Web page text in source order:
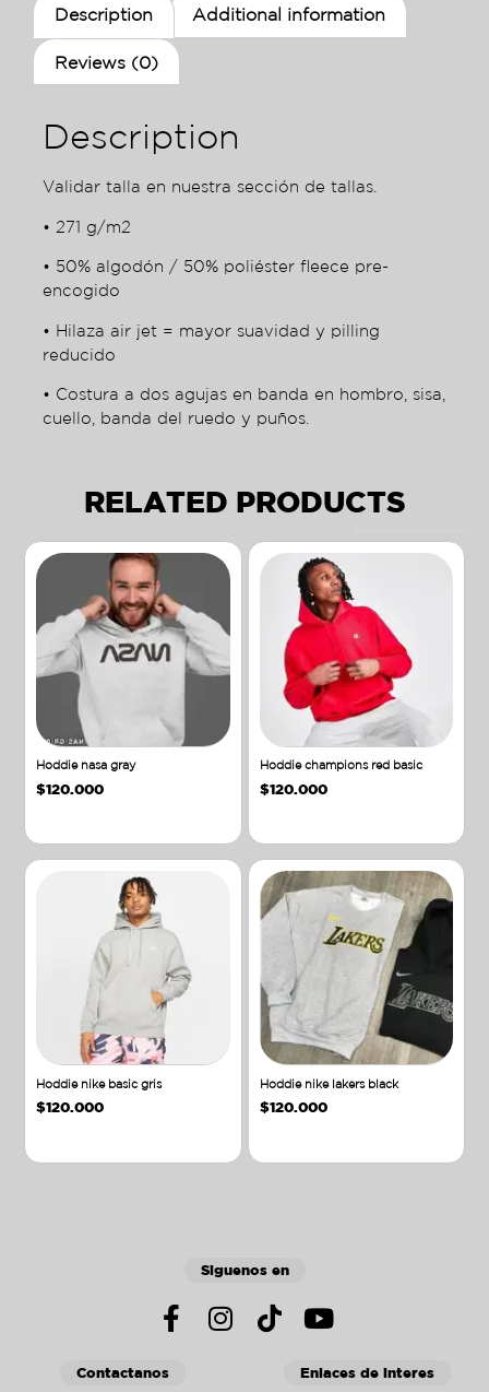
Description Additional information
Reviews (0)
Description
Validar talla en nuestra sección de tallas.
• 271 g/m2
• 50% algodón / 50% poliéster fleece pre-
encogido
• Hilaza air jet = mayor suavidad y pilling
reducido
• Costura a dos agujas en banda en hombro, sisa,
cuello, banda del ruedo y puños.
RELATED PRODUCTS
Hoddie nasa gray
$120.000
Hoddie champions red basic
$120.000
Hoddie nike basic gris
$120.000
Hoddie nike lakers black
$120.000
Siguenos en
Contactanos Enlaces de interes